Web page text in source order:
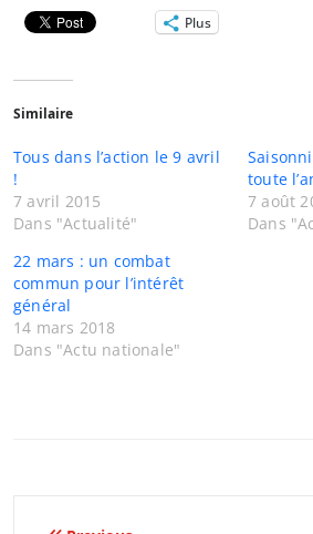
Plus
Similaire
Tous dans l’action le 9 avril
!
7 avril 2015
Dans "Actualité"
toute
7 août
Dans
22 mars : un combat
commun pour l’intérêt
général
14 mars 2018
Dans "Actu nationale"